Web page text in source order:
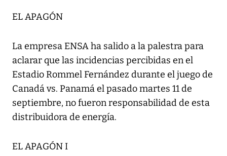
EL APAGÓN
La empresa ENSA ha salido a la palestra para
aclarar que las incidencias percibidas en el
Estadio Rommel Fernández durante el juego de
Canadá vs. Panamá el pasado martes 11 de
septiembre, no fueron responsabilidad de esta
distribuidora de energía.
EL APAGÓN I